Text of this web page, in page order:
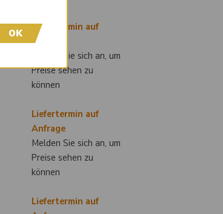
Liefertermin auf
Anfrage
Melden Sie sich an, um
Preise sehen zu
können
Liefertermin auf
Anfrage
Melden Sie sich an, um
Preise sehen zu
können
Liefertermin auf
OK